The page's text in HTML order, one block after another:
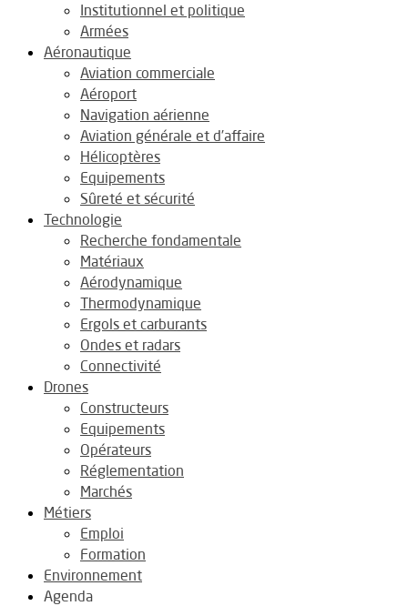
Institutionnel et politique
Armées
Aéronautique
Aviation commerciale
Aéroport
Navigation aérienne
Aviation générale et d’affaire
Hélicoptères
Equipements
Sûreté et sécurité
Technologie
Recherche fondamentale
Matériaux
Aérodynamique
Thermodynamique
Ergols et carburants
Ondes et radars
Connectivité
Drones
Constructeurs
Equipements
Opérateurs
Réglementation
Marchés
Métiers
Emploi
Formation
Environnement
Agenda